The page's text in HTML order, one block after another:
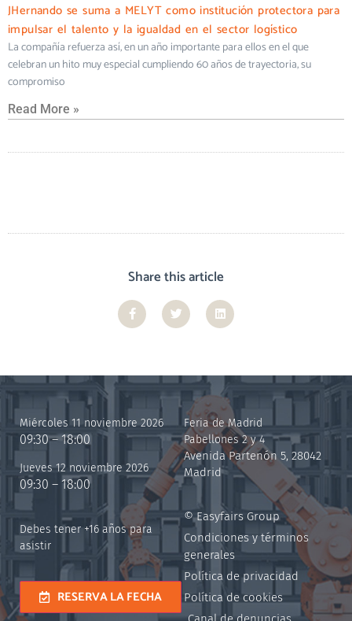
JHernando se suma a MELYT como institución protectora para
impulsar el talento y la igualdad en el sector logístico
La compañía refuerza así, en un año importante para ellos en el que
celebran un hito muy especial cumpliendo 60 años de trayectoria, su
compromiso
Read More »
Share this article
Miércoles 11 noviembre 2026
09:30 – 18:00
Jueves 12 noviembre 2026
09:30 – 18:00
Debes tener +16 años para
asistir
RESERVA LA FECHA
Feria de Madrid
Pabellones 2 y 4
Avenida Partenón 5, 28042
Madrid
© Easyfairs Group
Condiciones y términos
generales
Política de privacidad
Política de cookies